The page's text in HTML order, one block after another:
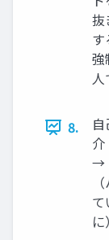
抜
す
強
8.
→
に